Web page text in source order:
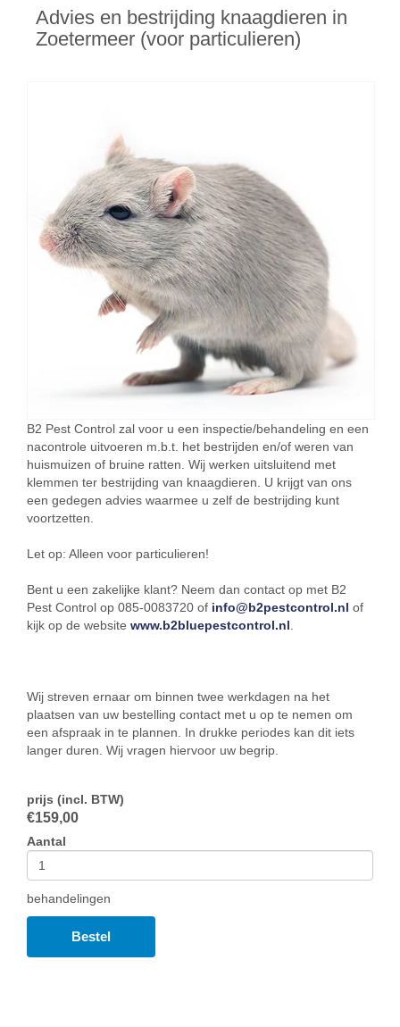
Advies en bestrijding knaagdieren in
Zoetermeer (voor particulieren)
B2 Pest Control zal voor u een inspectie/behandeling en een
nacontrole uitvoeren m.b.t. het bestrijden en/of weren van
huismuizen of bruine ratten. Wij werken uitsluitend met
klemmen ter bestrijding van knaagdieren. U krijgt van ons
een gedegen advies waarmee u zelf de bestrijding kunt
voortzetten.
Let op: Alleen voor particulieren!
Bent u een zakelijke klant? Neem dan contact op met B2
Pest Control op 085-0083720 of info@b2pestcontrol.nl of
kijk op de website www.b2bluepestcontrol.nl
Wij streven ernaar om binnen twee werkdagen na het
plaatsen van uw bestelling contact met u op te nemen om
een afspraak in te plannen. In drukke periodes kan dit iets
langer duren. Wij vragen hiervoor uw begrip.
prijs (incl. BTW)
€159,00
Aantal
behandelingen
Bestel